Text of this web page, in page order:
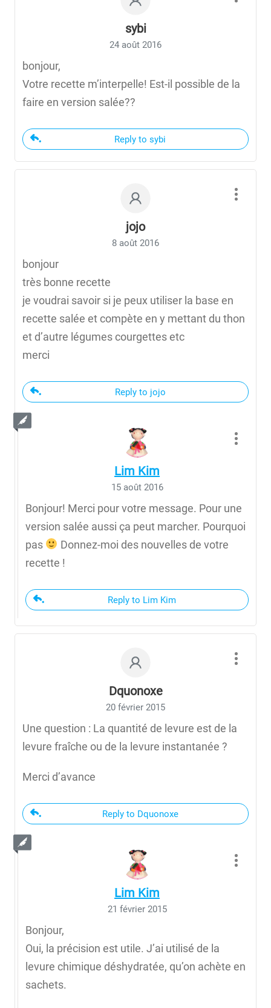
sybi
24 août 2016
bonjour,
Votre recette m’interpelle! Est-il possible de la
faire en version salée??
Reply to sybi
jojo
8 août 2016
bonjour
très bonne recette
je voudrai savoir si je peux utiliser la base en
recette salée et compète en y mettant du thon
et d’autre légumes courgettes etc
merci
Reply to jojo
Lim Kim
15 août 2016
Bonjour! Merci pour votre message. Pour une
version salée aussi ça peut marcher. Pourquoi
pas
Donnez-moi des nouvelles de votre
recette !
Reply to Lim Kim
Dquonoxe
20 février 2015
Une question : La quantité de levure est de la
levure fraîche ou de la levure instantanée ?
Merci d’avance
Reply to Dquonoxe
Lim Kim
21 février 2015
Bonjour,
Oui, la précision est utile. J’ai utilisé de la
levure chimique déshydratée, qu’on achète en
sachets.